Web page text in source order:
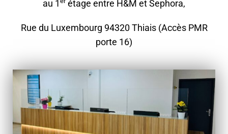
au 1
étage entre H&M et Sephora,
Rue du Luxembourg 94320 Thiais (Accès PMR
porte 16)